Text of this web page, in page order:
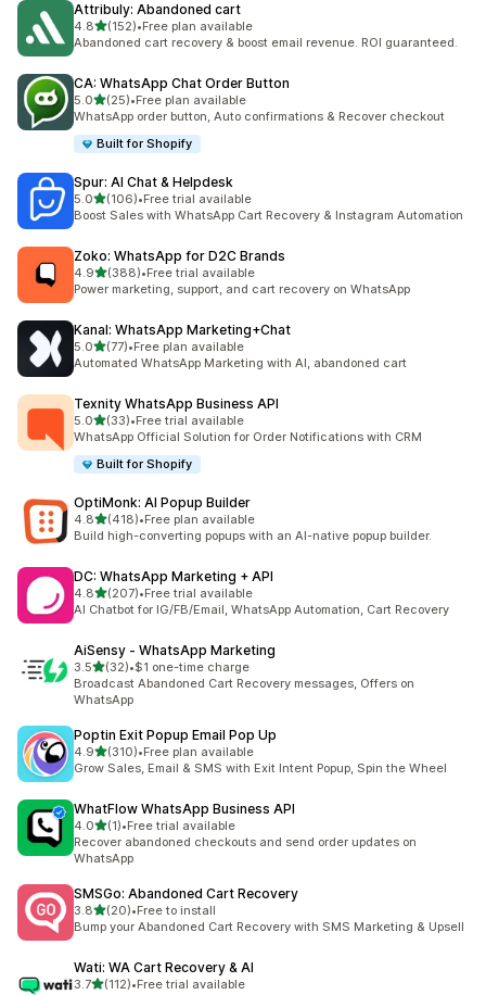
Attribuly: Abandoned cart
4.85つ星中
(152)
合計レビュー数：152件
•Free plan available
Abandoned cart recovery & boost email revenue. ROI guaranteed.
CA: WhatsApp Chat Order Button
5.05つ星中
(25)
合計レビュー数：25件
•Free plan available
WhatsApp order button, Auto confirmations & Recover checkout
Built for Shopify
Spur: AI Chat & Helpdesk
5.05つ星中
(106)
合計レビュー数：106件
•Free trial available
Boost Sales with WhatsApp Cart Recovery & Instagram Automation
Zoko: WhatsApp for D2C Brands
4.95つ星中
(388)
合計レビュー数：388件
•Free trial available
Power marketing, support, and cart recovery on WhatsApp
Kanal: WhatsApp Marketing+Chat
5.05つ星中
(77)
合計レビュー数：77件
•Free plan available
Automated WhatsApp Marketing with AI, abandoned cart
Texnity WhatsApp Business API
5.05つ星中
(33)
合計レビュー数：33件
•Free trial available
WhatsApp Official Solution for Order Notifications with CRM
Built for Shopify
OptiMonk: AI Popup Builder
4.85つ星中
(418)
合計レビュー数：418件
•Free plan available
Build high-converting popups with an AI-native popup builder.
DC: WhatsApp Marketing + API
4.85つ星中
(207)
合計レビュー数：207件
•Free trial available
AI Chatbot for IG/FB/Email, WhatsApp Automation, Cart Recovery
AiSensy ‑ WhatsApp Marketing
3.55つ星中
(32)
合計レビュー数：32件
•$1 one-time charge
Broadcast Abandoned Cart Recovery messages, Offers on
WhatsApp
Poptin Exit Popup Email Pop Up
4.95つ星中
(310)
合計レビュー数：310件
•Free plan available
Grow Sales, Email & SMS with Exit Intent Popup, Spin the Wheel
WhatFlow WhatsApp Business API
4.05つ星中
(1)
合計レビュー数：1件
•Free trial available
Recover abandoned checkouts and send order updates on
WhatsApp
SMSGo: Abandoned Cart Recovery
3.85つ星中
(20)
合計レビュー数：20件
•Free to install
Bump your Abandoned Cart Recovery with SMS Marketing & Upsell
Wati: WA Cart Recovery & AI
3.75つ星中
(112)
合計レビュー数：112件
•Free trial available